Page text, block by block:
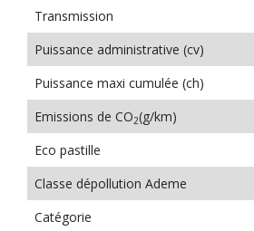
Transmission
Puissance administrative (cv)
Puissance maxi cumulée (ch)
Emissions de CO2(g/km)
Eco pastille
Classe dépollution Ademe
Catégorie